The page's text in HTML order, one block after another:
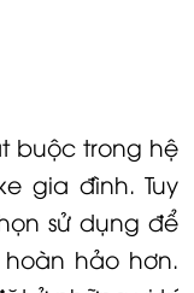
buộc trong hệ
gia đình. Tuy
sử dụng để
hảo hơn.